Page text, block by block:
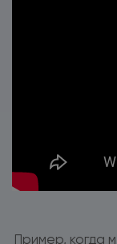
Пример, когда